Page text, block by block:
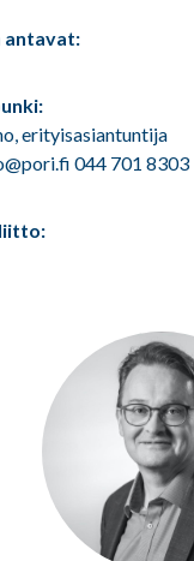
antavat:
erityisasiantuntija
044 701 8303